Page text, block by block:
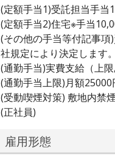
(定額手当1)受託担当手当
(定額手当2)住宅※手当
(その他の手当等付記事
社規定により決定します
(通勤手当)実費支給（上限
(通勤手当上限)月額25000
(受動喫煙対策) 敷地内禁煙
(正社員)
雇用形態